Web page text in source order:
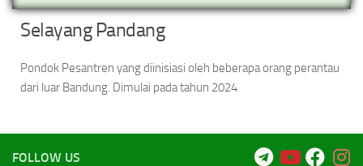
Selayang Pandang
Pondok Pesantren yang diinisiasi oleh beberapa orang perantau
dari luar Bandung. Dimulai pada tahun 2024
FOLLOW US